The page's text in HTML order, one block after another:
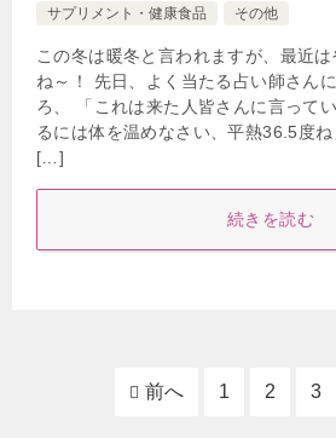
サプリメント・健康食品
その他
この冬は暖冬と言われますが、最近
ね～！ 先日、よく当たる占い師さん
ろ、 「これは来た人皆さんに言って
るには体を温めなさい、平熱36.5度ね
[…]
続きを読む
前へ 1 2 3